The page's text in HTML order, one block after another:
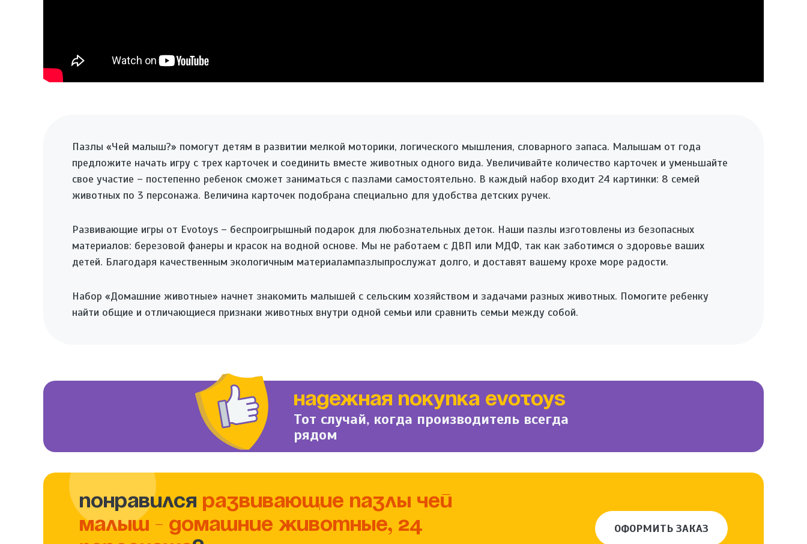
Пазлы «Чей малыш?» помогут детям в развитии мелкой моторики, логического мышления, словарного запаса. Малышам от года
предложите начать игру с трех карточек и соединить вместе животных одного вида. Увеличивайте количество карточек и уменьшайте
свое участие – постепенно ребенок сможет заниматься с пазлами самостоятельно. В каждый набор входит 24 картинки: 8 семей
животных по 3 персонажа. Величина карточек подобрана специально для удобства детских ручек.
Развивающие игры от Evotoys – беспроигрышный подарок для любознательных деток. Наши пазлы изготовлены из безопасных
материалов: березовой фанеры и красок на водной основе. Мы не работаем с ДВП или МДФ, так как заботимся о здоровье ваших
детей. Благодаря качественным экологичным материалампазлыпрослужат долго, и доставят вашему крохе море радости.
Набор «Домашние животные» начнет знакомить малышей с сельским хозяйством и задачами разных животных. Помогите ребенку
найти общие и отличающиеся признаки животных внутри одной семьи или сравнить семьи между собой.
НАДЕЖНАЯ ПОКУПКА EVOTOYS
Тот случай, когда производитель всегда
рядом
ПОНРАВИЛСЯ РАЗВИВАЮЩИЕ ПАЗЛЫ ЧЕЙ
МАЛЫШ - ДОМАШНИЕ ЖИВОТНЫЕ, 24
ОФОРМИТЬ ЗАКАЗ